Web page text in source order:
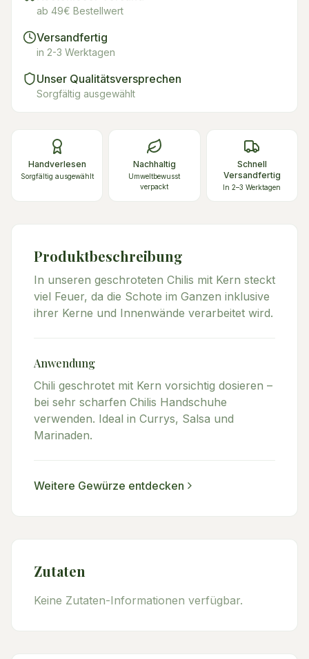
ab 49€ Bestellwert
Versandfertig
in 2-3 Werktagen
Unser Qualitätsversprechen
Sorgfältig ausgewählt
Handverlesen
Sorgfältig ausgewählt
Nachhaltig
Umweltbewusst
verpackt
Schnell
Versandfertig
In 2–3 Werktagen
Produktbeschreibung
In unseren geschroteten Chilis mit Kern steckt
viel Feuer, da die Schote im Ganzen inklusive
ihrer Kerne und Innenwände verarbeitet wird.
Anwendung
Chili geschrotet mit Kern vorsichtig dosieren –
bei sehr scharfen Chilis Handschuhe
verwenden. Ideal in Currys, Salsa und
Marinaden.
Weitere Gewürze entdecken
Zutaten
Keine Zutaten-Informationen verfügbar.